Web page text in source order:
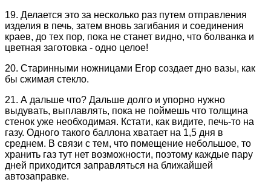
19. Делается это за несколько раз путем отправления
изделия в печь, затем вновь загибания и соединения
краев, до тех пор, пока не станет видно, что болванка и
цветная заготовка - одно целое!
20. Старинными ножницами Егор создает дно вазы, как
бы сжимая стекло.
21. А дальше что? Дальше долго и упорно нужно
выдувать, выплавлять, пока не поймешь что толщина
стенок уже необходимая. Кстати, как видите, печь-то на
газу. Одного такого баллона хватает на 1,5 дня в
среднем. В связи с тем, что помещение небольшое, то
хранить газ тут нет возможности, поэтому каждые пару
дней приходится заправляться на ближайшей
автозаправке.